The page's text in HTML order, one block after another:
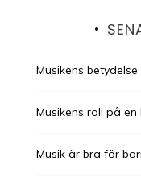
Musikens
Musikens roll på
Musik är bra för